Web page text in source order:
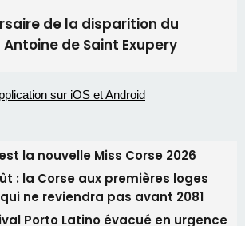
la nouvelle Miss Corse 2026
: la Corse aux premières loges
ne reviendra pas avant 2081
de Mosimann
du spectacle ?
de saison marqué par une
recul dans les restaurants